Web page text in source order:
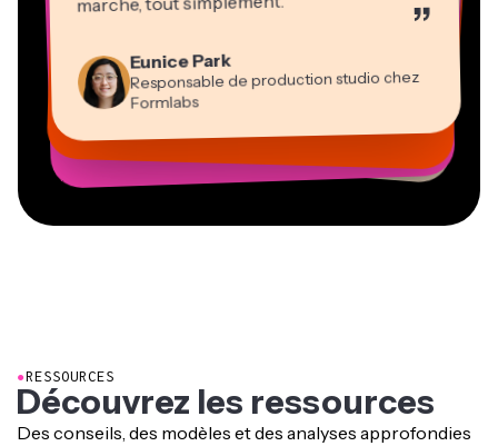
”
Eunice Park
Responsable de production studio chez
Formlabs
Vannesia Darby
PDG de MOXIE Nashville
Grant Taleck
Cofondateur d’AuthentIQMarketing.com
Panos Papagapiou
Directeur associé chez EPATHLON
Kerry-lee Farla
Youtubeur
Gracie Peng
Directeur du contenu
Éditeur vidéo
Heidi Rae
Pédagogie
Consultant
Mitch Rawlings
Freelance en services d’information
Dina Segovia
Travailleur en freelance virtuel
●RESSOURCES
Découvrez les ressources
Des conseils, des modèles et des analyses approfondies